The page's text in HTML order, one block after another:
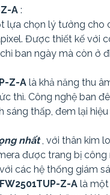
Z-A :
lựa chọn lý tưởng cho
Được thiết kế với
ban ngày mà còn ở
Z-A là khả năng thu
thì. Công nghệ ban
sáng thấp, đem lại
nhất, với thân kim
được trang bị công
các hệ thống giám
Z-A là một